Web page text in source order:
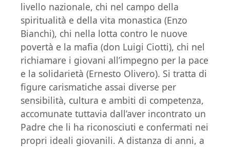
livello nazionale, chi nel campo della
spiritualità e della vita monastica (Enzo
Bianchi), chi nella lotta contro le nuove
povertà e la mafia (don Luigi Ciotti), chi nel
richiamare i giovani all’impegno per la pace
e la solidarietà (Ernesto Olivero). Si tratta di
figure carismatiche assai diverse per
sensibilità, cultura e ambiti di competenza,
accomunate tuttavia dall’aver incontrato un
Padre che li ha riconosciuti e confermati nei
propri ideali giovanili. A distanza di anni, a